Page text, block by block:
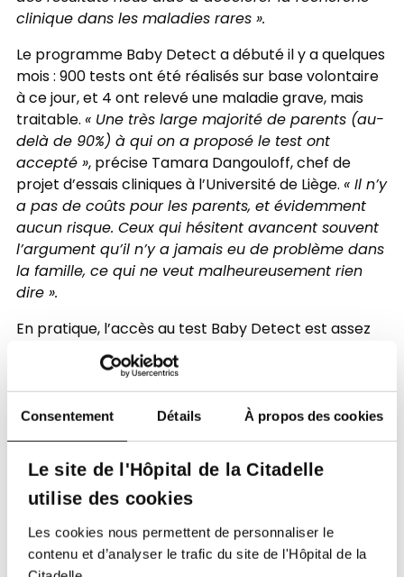
Consentement Détails À propos des cookies
Le site de l'Hôpital de la Citadelle
utilise des cookies
Les cookies nous permettent de personnaliser le
contenu et d’analyser le trafic du site de l'Hôpital de la
clinique dans les maladies rares ».
Le programme Baby Detect a débuté il y a quelques
mois : 900 tests ont été réalisés sur base volontaire
à ce jour, et 4 ont relevé une maladie grave, mais
traitable.« Une très large majorité de parents (au-
delà de 90%) à qui on a proposé le test ont
accepté », précise Tamara Dangouloff, chef de
projet d’essais cliniques à l’Université de Liège.« Il n’y
a pas de coûts pour les parents, et évidemment
aucun risque. Ceux qui hésitent avancent souvent
l’argument qu’il n’y a jamais eu de problème dans
la famille, ce qui ne veut malheureusement rien
dire ».
En pratique, l’accès au test Baby Detect est assez
simple : les parents doivent lire et approuver le
document de consentement (qui implique
également l’utilisation des données récoltées en
faveur de la recherche), après quoi la collecte de 4
gouttes de sang est réalisée en même temps que la
prise de sang déjà prévue, deux jours après la
naissance de l’enfant. Selon le principe de « pas de
nouvelle, bonne nouvelle », les parents seront
uniquement contactés si le test révèle une
quelconque inquiétude.